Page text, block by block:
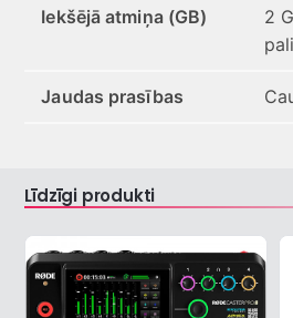
Iekšējā atmiņa (GB)
2
Jaudas prasības
Līdzīgi produkti